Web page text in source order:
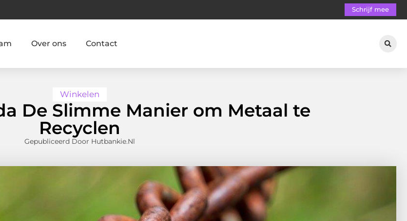
Schrijf mee
Over ons Contact
Winkelen
De Slimme Manier om Metaal te
Recyclen
Gepubliceerd Door Hutbankie.nl